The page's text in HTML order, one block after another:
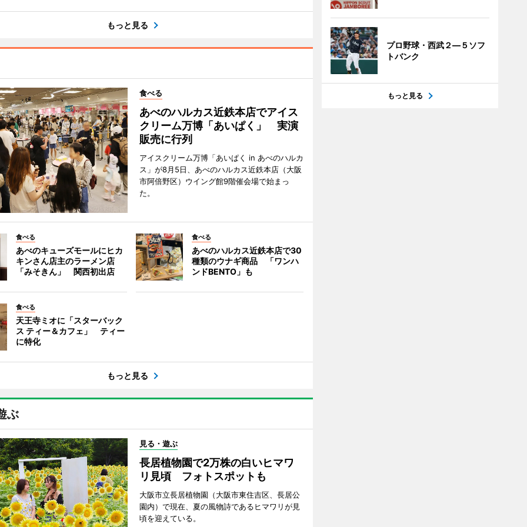
もっと見る
食べる
あべのハルカス近鉄本店でアイス
クリーム万博「あいぱく」 実演
販売に行列
アイスクリーム万博「あいぱく in あべのハルカ
ス」が8月5日、あべのハルカス近鉄本店（大阪
市阿倍野区）ウイング館9階催会場で始まっ
た。
食べる
あべのキューズモールにヒカ
キンさん店主のラーメン店
「みそきん」 関西初出店
食べる
あべのハルカス近鉄本店で30
種類のウナギ商品 「ワンハ
ンドBENTO」も
食べる
天王寺ミオに「スターバック
ス ティー＆カフェ」 ティー
に特化
もっと見る
ぶ
見る・遊ぶ
長居植物園で2万株の白いヒマワ
リ見頃 フォトスポットも
大阪市立長居植物園（大阪市東住吉区、長居公
園内）で現在、夏の風物詩であるヒマワリが見
頃を迎えている。
プロ野球・西武２―５ソフ
トバンク
もっと見る